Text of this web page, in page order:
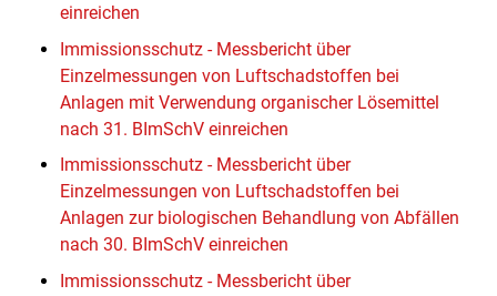
einreichen
Immissionsschutz - Messbericht über
Einzelmessungen von Luftschadstoffen bei
Anlagen mit Verwendung organischer Lösemittel
nach 31. BImSchV einreichen
Immissionsschutz - Messbericht über
Einzelmessungen von Luftschadstoffen bei
Anlagen zur biologischen Behandlung von Abfällen
nach 30. BImSchV einreichen
Immissionsschutz - Messbericht über